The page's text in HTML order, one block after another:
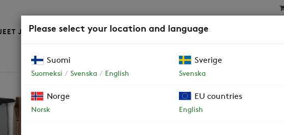
JA VARAOSAT SUODATTIMET YRITYSASIAKKAAT JA
270 R-mallin tulo / poisto
Please select your location and language
Suomi
Suomeksi Svenska English
Sverige
Svenska
Norge
Norsk
EU countries
English